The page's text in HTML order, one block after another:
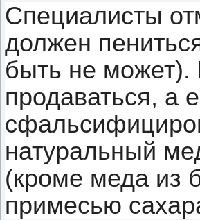
Специалисты
должен
быть не
продаваться, а
натуральный
(кроме меда из
примесью